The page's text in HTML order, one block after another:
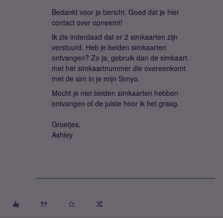
Bedankt voor je bericht. Goed dat je hier
contact over opneemt!
Ik zie inderdaad dat er 2 simkaarten zijn
verstuurd. Heb je beiden simkaarten
ontvangen? Zo ja, gebruik dan de simkaart
met het simkaartnummer die overeenkomt
met de sim in je mijn Simyo.
Mocht je niet beiden simkaarten hebben
ontvangen of de juiste hoor ik het graag.
Groetjes,
Ashley